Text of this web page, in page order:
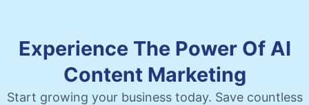
Experience The Power Of AI
Content Marketing
Start growing your business today. Save countless